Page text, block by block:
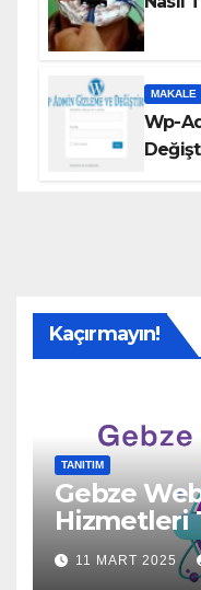
MAKALE
Wp-
Kaçırmayın!
TANITIM
Gebze
Hizmetleri
11 MART 2025